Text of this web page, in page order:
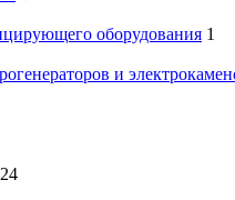
оборудования 1
и
24